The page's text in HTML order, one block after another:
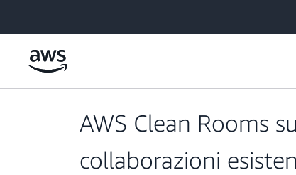
AWS Clean Rooms
collaborazioni